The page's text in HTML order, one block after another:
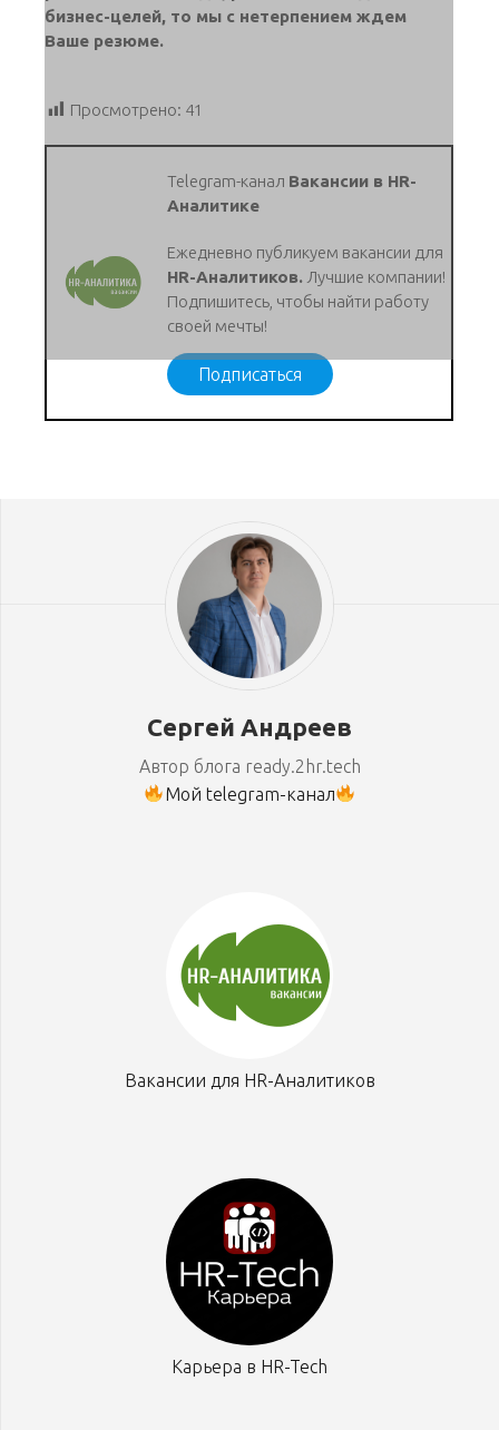
бизнес-целей, то мы с нетерпением ждем
Ваше резюме.
Просмотрено: 41
Telegram-канал Вакансии в HR-
Аналитике
Ежедневно публикуем вакансии для
HR-Аналитиков. Лучшие компании!
Подпишитесь, чтобы найти работу
своей мечты!
Подписаться
Сергей Андреев
Автор блога ready.2hr.tech
Мой telegram-канал
Вакансии для HR-Аналитиков
Карьера в HR-Tech